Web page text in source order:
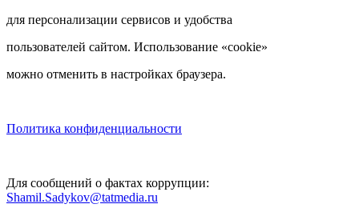
для персонализации сервисов и удобства
пользователей сайтом. Использование «cookie»
можно отменить в настройках браузера.
Политика конфиденциальности
Для сообщений о фактах коррупции:
Shamil.Sadykov@tatmedia.ru